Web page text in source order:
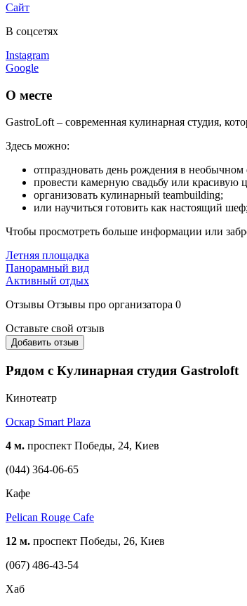
Сайт
В соцсетях
Instagram
Google
О месте
GastroLoft – современная кулинарная студия,
Здесь можно:
отпраздновать день рождения в необычном
провести камерную свадьбу или красивую
организовать кулинарный teambuilding;
или научиться готовить как настоящий шеф;
Чтобы просмотреть больше информации или
Летняя площадка
Панорамный вид
Активный отдых
Отзывы Отзывы про организатора 0
Оставьте свой отзыв
Добавить отзыв
Рядом с Кулинарная студия Gastroloft
Кинотеатр
Оскар Smart Plaza
4 м. проспект Победы, 24, Киев
(044) 364-06-65
Кафе
Pelican Rouge Cafe
12 м. проспект Победы, 26, Киев
(067) 486-43-54
Хаб